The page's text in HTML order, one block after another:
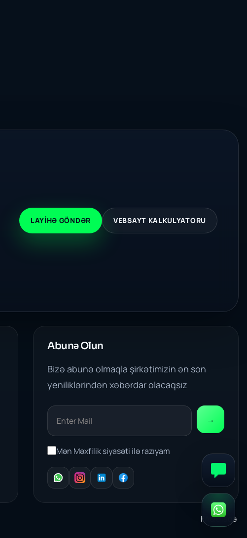
LAYIHƏ GÖNDƏR VEBSAYT KALKULYATORU
Abunə Olun
Bizə abunə olmaqla şirkətimizin ən son
yeniliklərindən xəbərdar olacaqsız
→
Mən Məxfilik siyasəti ilə razıyam
WhatsApp
InstagramLinkedInFacebook
FAQƏlaqə